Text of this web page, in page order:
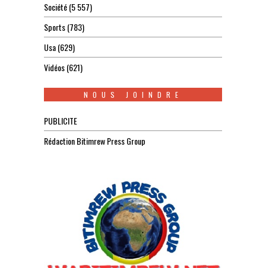
Société(5 557)
Sports(783)
Usa(629)
Vidéos(621)
NOUS JOINDRE
PUBLICITE
Rédaction Bitimrew Press Group